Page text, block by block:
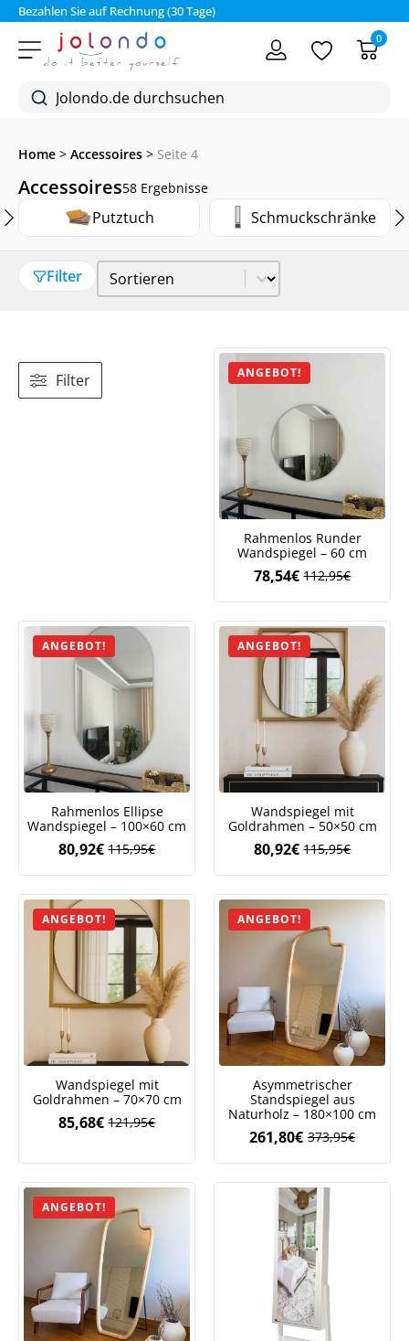
Bezahlen Sie auf Rechnung (30 Tage)
0
Home > Accessoires > Seite 4
Accessoires58 Ergebnisse
Putztuch Schmuckschränke
Filter Sort Price
Sort content
Filter ANGEBOT!
Rahmenlos Runder
Wandspiegel – 60 cm
112,95€
Preis
war:
112,95€
78,54€ Aktueller
Preis
ist:
78,54€.
ANGEBOT!
Rahmenlos Ellipse
Wandspiegel – 100×60 cm
115,95€
Ursprünglicher
Preis
war:
115,95€
80,92€ Aktueller
Preis
ist:
80,92€.
ANGEBOT!
Wandspiegel mit
Goldrahmen – 50×50 cm
115,95€
Preis
war:
115,95€
80,92€ Aktueller
Preis
ist:
80,92€.
ANGEBOT!
Wandspiegel mit
Goldrahmen – 70×70 cm
121,95€
Ursprünglicher
war:
121,95€
85,68€ Aktueller
ist:
85,68€.
ANGEBOT!
Asymmetrischer
Standspiegel aus
Naturholz – 180×100 cm
373,95€
Preis
war:
373,95€
261,80€Aktueller
Preis
ist:
261,80€.
ANGEBOT!